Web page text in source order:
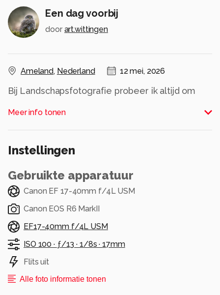
Een dag voorbij
door art.wittingen
Ameland, Nederland 12 mei, 2026
Bij Landschapsfotografie probeer ik altijd om
een foto mee te geven. Eén van de fijnste
plekken om met landschapsfotografie bezig te
'Seascapes'.
compositie en lijnenspel, alsmede kleuren, moet
dan een foto enigszins boeiend maken.
Ameland 2026
Alle rechten voorbehouden
Meer info tonen
Instellingen
Gebruikte apparatuur
Canon EF 17-40mm f/4L USM
Canon EOS R6 MarkII
EF17-40mm f/4L USM
ISO 100 · ƒ/13 · 1/8s ·17mm
Flits uit
Alle foto informatie tonen